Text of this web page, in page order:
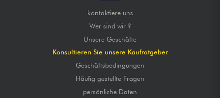
kontaktiere uns
Wer sind wir ?
Unsere Geschäfte
Konsultieren Sie unsere Kaufratgeber
Geschäftsbedingungen
Häufig gestellte Fragen
persönliche Daten